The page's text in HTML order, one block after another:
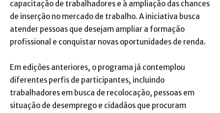
capacitação de trabalhadores e à ampliação das chances
de inserção no mercado de trabalho. A iniciativa busca
atender pessoas que desejam ampliar a formação
profissional e conquistar novas oportunidades de renda.
Em edições anteriores, o programa já contemplou
diferentes perfis de participantes, incluindo
trabalhadores em busca de recolocação, pessoas em
situação de desemprego e cidadãos que procuram